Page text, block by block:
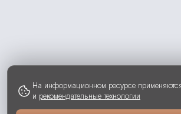
На информационном ресурсе
и рекомендательные технологии